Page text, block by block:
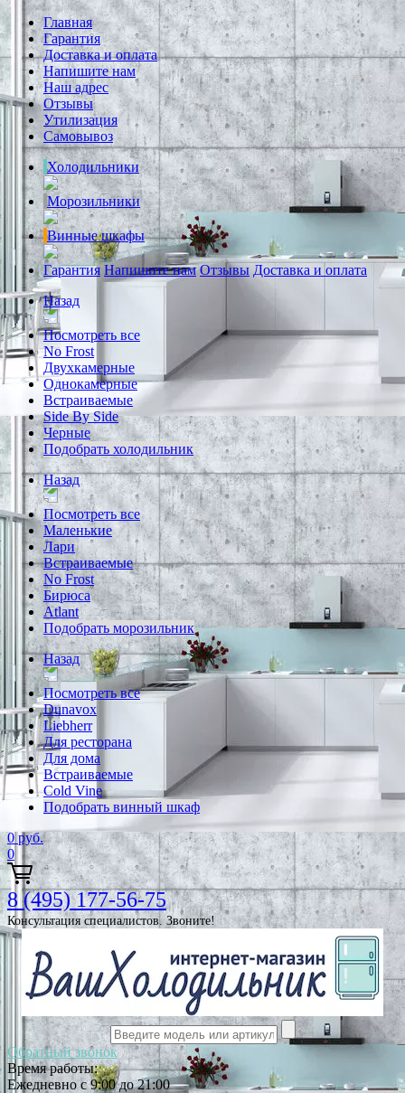
Главная
Гарантия
Доставка и оплата
Напишите нам
Наш адрес
Отзывы
Утилизация
Самовывоз
Холодильники
Морозильники
Винные шкафы
Гарантия Напишите нам Отзывы Доставка и оплата
Назад
Посмотреть все
No Frost
Двухкамерные
Однокамерные
Встраиваемые
Side By Side
Черные
Подобрать холодильник
Назад
Посмотреть все
Маленькие
Лари
Встраиваемые
No Frost
Бирюса
Atlant
Подобрать морозильник
Назад
Посмотреть все
Dunavox
Liebherr
Для ресторана
Для дома
Встраиваемые
Cold Vine
Подобрать винный шкаф
0 руб.
0
8 (495) 177-56-75
Консультация специалистов. Звоните!
Обратный звонок
Время работы:
Ежедневно с 9:00 до 21:00